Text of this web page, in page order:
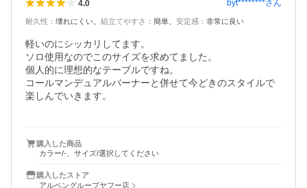
4.0 byt********さん
耐久性 ： 壊れにくい 組立てやすさ ： 簡単 安定感 ： 非常に良い
軽いのにシッカリしてます。
ソロ使用なのでこのサイズを求めてました。
個人的に理想的なテーブルですね。
コールマンデュアルバーナーと併せて今どきのスタイルで
楽しんでいきます。
購入した商品
カラー/-、サイズ/選択してください
購入したストア
アルペングループヤフー店